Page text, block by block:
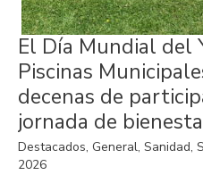
El Día Mundial del
Piscinas
decenas de
jornada de
Destacados, General, Sanidad,
2026
El
Día
Mundial
del
Yoga
reúne
en
las
Piscinas
Municipales